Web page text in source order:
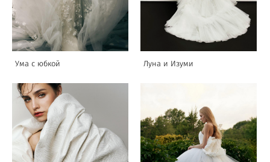
Ума с юбкой Луна и Изуми